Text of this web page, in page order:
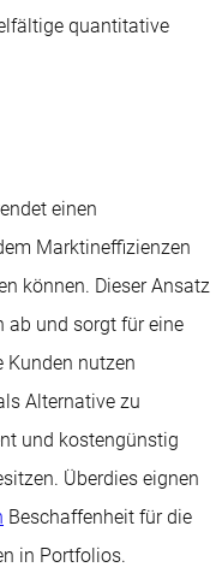
quantitative
einen
Marktineffizienzen
können. Dieser Ansatz
ab und sorgt für eine
Kunden nutzen
Alternative zu
und kostengünstig
Überdies eignen
Beschaffenheit für die
in Portfolios.